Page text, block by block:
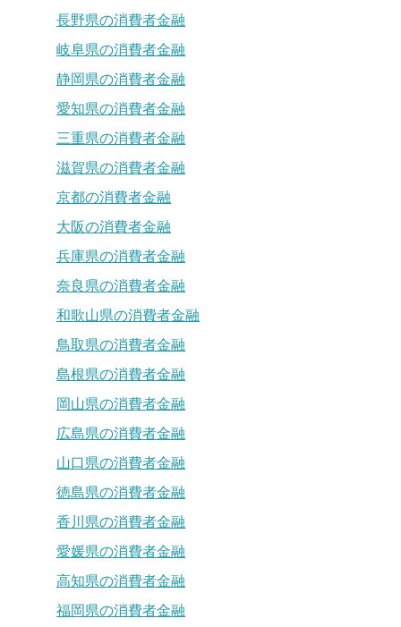
長野県の消費者金融
岐阜県の消費者金融
静岡県の消費者金融
愛知県の消費者金融
三重県の消費者金融
滋賀県の消費者金融
京都の消費者金融
大阪の消費者金融
兵庫県の消費者金融
奈良県の消費者金融
和歌山県の消費者金融
鳥取県の消費者金融
島根県の消費者金融
岡山県の消費者金融
広島県の消費者金融
山口県の消費者金融
徳島県の消費者金融
香川県の消費者金融
愛媛県の消費者金融
高知県の消費者金融
福岡県の消費者金融